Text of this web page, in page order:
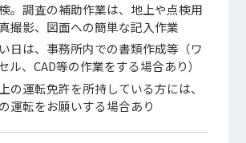
。調査の補助作業は、地上や点検用
撮影、図面への簡単な記入作業
日は、事務所内での書類作成等（ワ
ル、CAD等の作業をする場合あり）
の運転免許を所持している方には、
運転をお願いする場合あり